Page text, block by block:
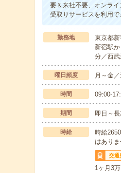
要＆来社不要、オンラ
受取りサービスを利用で
勤務地
東京都
新宿駅
分／西
曜日頻度 月～金／
時間 09:00-
期間 即日～
時給
時給
はあり
交通
1ヶ月3